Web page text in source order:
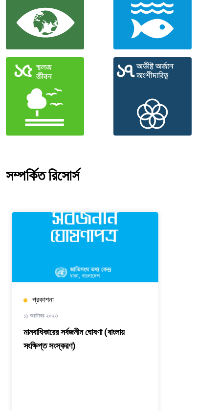
সম্পর্কিত রিসোর্স
প্রকাশনা
১১ অক্টোবর ২০২৩
মানবাধিকারের সর্বজনীন ঘোষণা (বাংলায়
সংক্ষিপ্ত সংস্করণ)